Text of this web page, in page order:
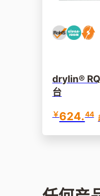
drylin®
台
￥624.44